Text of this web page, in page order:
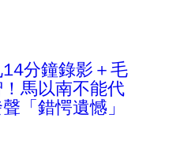
分鐘錄影＋毛
馬以南不能代
「錯愕遺憾」